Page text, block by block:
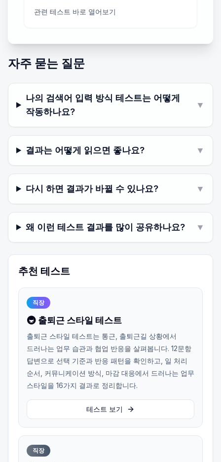
관련 테스트 바로 열어보기
자주 묻는 질문
나의 검색어 입력 방식 테스트는 어떻게
작동하나요?
▼
결과는 어떻게 읽으면 좋나요? ▼
다시 하면 결과가 바뀔 수 있나요? ▼
왜 이런 테스트 결과를 많이 공유하나요? ▼
추천 테스트
직장
🚇 출퇴근 스타일 테스트
출퇴근 스타일 테스트는 통근, 출퇴근길 상황에서
드러나는 업무 습관과 협업 반응을 살펴봅니다. 12문항
답변으로 선택 기준과 반응 패턴을 확인하고, 일 처리
순서, 커뮤니케이션 방식, 마감 대응에서 드러나는 업무
스타일을 16가지 결과로 정리합니다.
테스트 보기
직장